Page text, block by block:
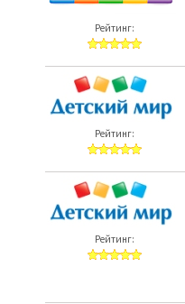
Рейтинг:
Рейтинг:
Рейтинг: